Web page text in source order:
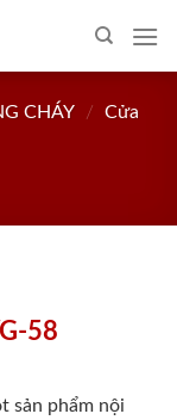
CHÁY /
Cửa
58
sản phẩm nội